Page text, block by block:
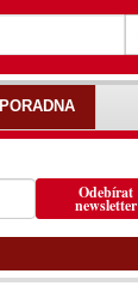
Odebírat
newsletter
PORADNA